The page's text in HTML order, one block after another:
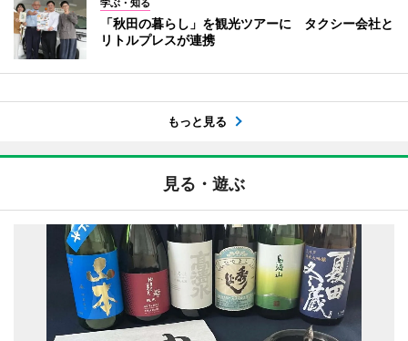
「秋田の暮らし」を観光ツアーに タクシー会社と
リトルプレスが連携
もっと見る
見る・遊ぶ